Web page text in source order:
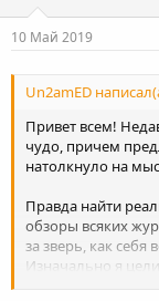
10 Май 2019
Un2amED
Привет всем!
чудо, причем
натолкнуло на
Правда найти
обзоры всяких
за зверь, как себя
Изначально я
но предлагают